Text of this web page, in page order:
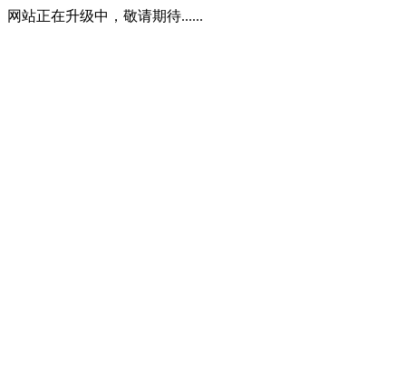
网站正在升级中，敬请期待......